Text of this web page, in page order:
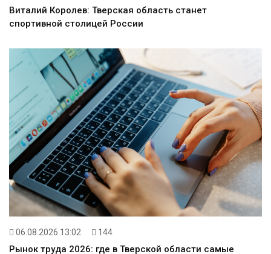
Виталий Королев: Тверская область станет
спортивной столицей России
06.08.2026 13:02 144
Рынок труда 2026: где в Тверской области самые